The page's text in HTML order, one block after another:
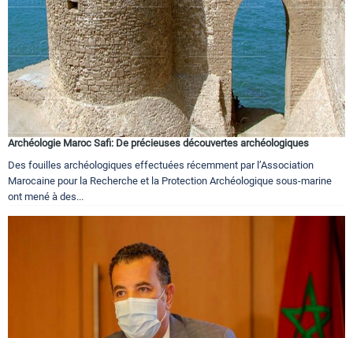
Archéologie Maroc Safi: De précieuses découvertes archéologiques
Des fouilles archéologiques effectuées récemment par l’Association
Marocaine pour la Recherche et la Protection Archéologique sous-marine
ont mené à des...